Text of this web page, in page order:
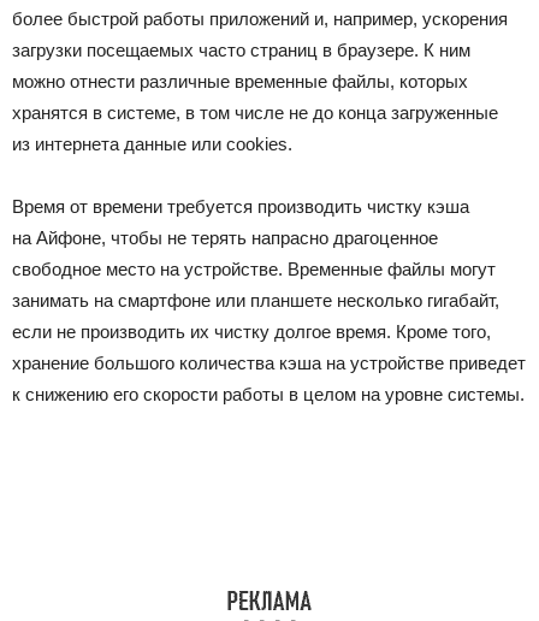
более быстрой работы приложений и, например, ускорения
загрузки посещаемых часто страниц в браузере. К ним
можно отнести различные временные файлы, которых
хранятся в системе, в том числе не до конца загруженные
из интернета данные или cookies.
Время от времени требуется производить чистку кэша
на Айфоне, чтобы не терять напрасно драгоценное
свободное место на устройстве. Временные файлы могут
занимать на смартфоне или планшете несколько гигабайт,
если не производить их чистку долгое время. Кроме того,
хранение большого количества кэша на устройстве приведет
к снижению его скорости работы в целом на уровне системы.